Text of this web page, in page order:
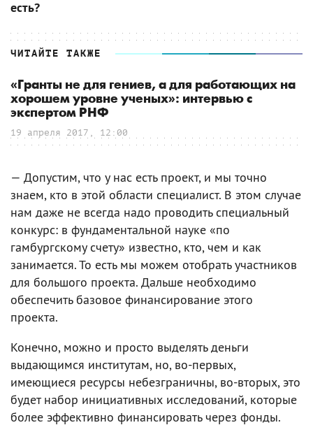
есть?
ЧИТАЙТЕ ТАКЖЕ
«Гранты не для гениев, а для работающих на
хорошем уровне ученых»: интервью с
экспертом РНФ
19 апреля 2017, 12:00
— Допустим, что у нас есть проект, и мы точно
знаем, кто в этой области специалист. В этом случае
нам даже не всегда надо проводить специальный
конкурс: в фундаментальной науке «по
гамбургскому счету» известно, кто, чем и как
занимается. То есть мы можем отобрать участников
для большого проекта. Дальше необходимо
обеспечить базовое финансирование этого
проекта.
Конечно, можно и просто выделять деньги
выдающимся институтам, но, во-первых,
имеющиеся ресурсы небезграничны, во-вторых, это
будет набор инициативных исследований, которые
более эффективно финансировать через фонды.